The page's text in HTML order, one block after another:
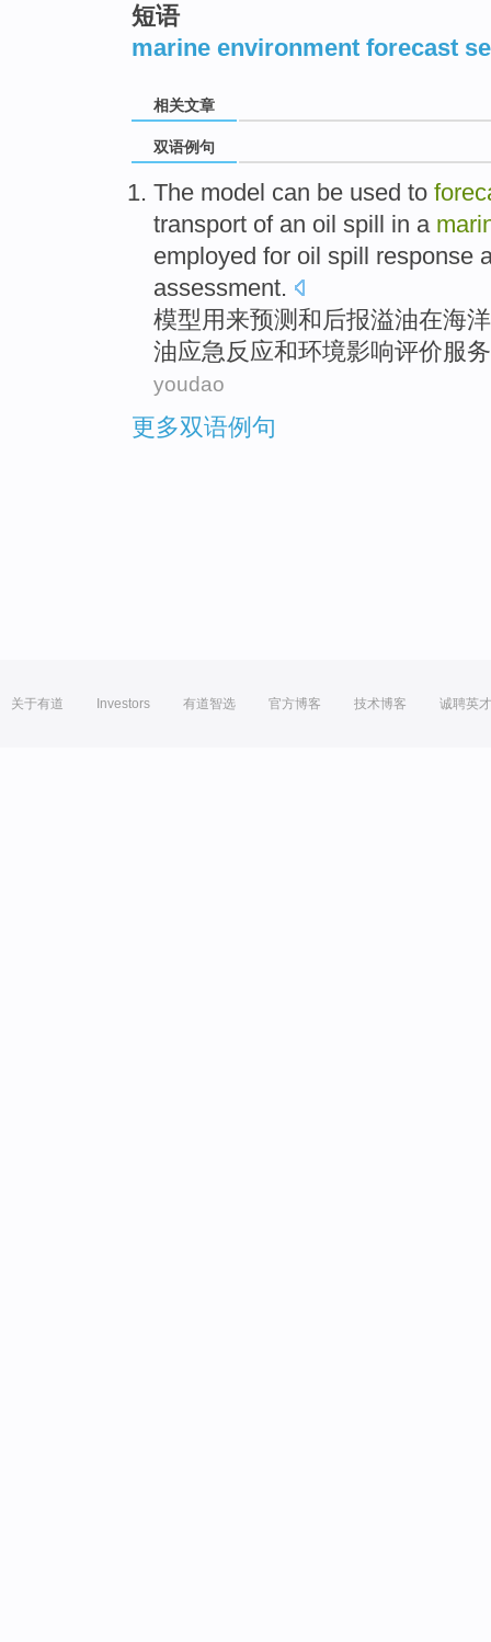
短语
marine environment forecast
相关文章
双语例句
The model can be used to
transport of an oil spill in a
employed for oil spill response
assessment.
模型用来预测 和后报溢油在海洋
油应急反应和环境影响评价服务
youdao
更多双语例句
关于有道 Investors 有道智选 官方博客 技术博客 诚聘英才